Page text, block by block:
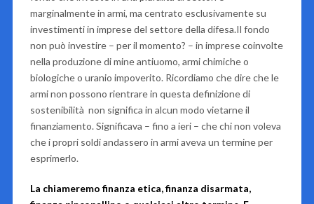
marginalmente in armi, ma centrato esclusivamente su
investimenti in imprese del settore della difesa.Il fondo
non può investire – per il momento? – in imprese coinvolte
nella produzione di mine antiuomo, armi chimiche o
biologiche o uranio impoverito. Ricordiamo che dire che le
armi non possono rientrare in questa definizione di
sostenibilità non significa in alcun modo vietarne il
finanziamento. Significava – fino a ieri – che chi non voleva
che i propri soldi andassero in armi aveva un termine per
esprimerlo.
La chiameremo finanza etica, finanza disarmata,